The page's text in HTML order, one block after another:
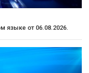
языке от 06.08.2026.